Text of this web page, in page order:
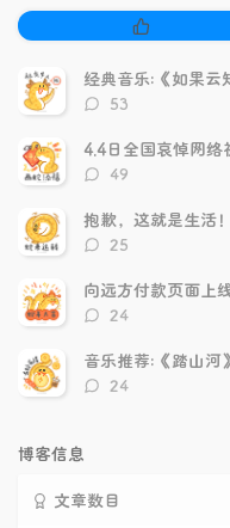
门
文
章
经典音乐:《如果云
评
数：
53
4.4日全国哀悼网络
评
数：
49
抱歉，这就是生活！
评
数：
25
向远方付款页面上
评
数：
24
音乐推荐:《踏山河
评
24
博客信息
文章数目